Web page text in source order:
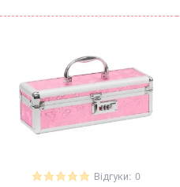
Відгуки: 0